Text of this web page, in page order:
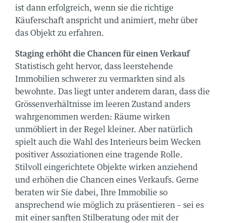
141
finden:
ist dann erfolgreich, wenn sie die richtige
Käuferschaft anspricht und animiert, mehr über
das Objekt zu erfahren.
Staging erhöht die Chancen für einen Verkauf
Statistisch geht hervor, dass leerstehende
Immobilien schwerer zu vermarkten sind als
bewohnte. Das liegt unter anderem daran, dass die
Grössenverhältnisse im leeren Zustand anders
wahrgenommen werden: Räume wirken
unmöbliert in der Regel kleiner. Aber natürlich
spielt auch die Wahl des Interieurs beim Wecken
positiver Assoziationen eine tragende Rolle.
Stilvoll eingerichtete Objekte wirken anziehend
und erhöhen die Chancen eines Verkaufs. Gerne
beraten wir Sie dabei, Ihre Immobilie so
ansprechend wie möglich zu präsentieren – sei es
mit einer sanften Stilberatung oder mit der